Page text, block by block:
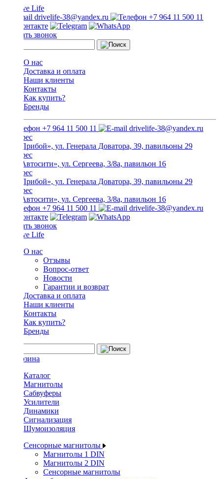
drivelife-38@yandex.ru +7 964 11 500 11
Заказать звонок
О нас
Доставка и оплата
Наши клиенты
Контакты
Как купить?
Бренды
+7 964 11 500 11 drivelife-38@yandex.ru
ТЦ «Прибой», ул. Генерала Доватора, 39, павильоны 29
ТЦ «Автосити», ул. Сергеева, 3/8а, павильон 16
ТЦ «Прибой», ул. Генерала Доватора, 39, павильоны 29
ТЦ «Автосити», ул. Сергеева, 3/8а, павильон 16
+7 964 11 500 11
drivelife-38@yandex.ru
Заказать звонок
О нас
Отзывы
Вопрос-ответ
Новости
Гарантии и возврат
Доставка и оплата
Наши клиенты
Контакты
Как купить?
Бренды
Каталог
Магнитолы
Сабвуферы
Усилители
Динамики
Сигнализация
Шумоизоляция
Сенсорные магнитолы
Магнитолы 1 DIN
Магнитолы 2 DIN
Сенсорные магнитолы